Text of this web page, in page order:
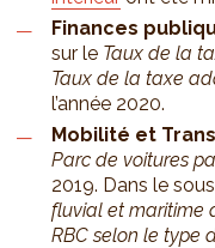
Finances
sur le Taux de la
Taux de la taxe
l’année 2020.
Mobilité et
Parc de voitures
2019. Dans le
fluvial et maritime
RBC selon le type